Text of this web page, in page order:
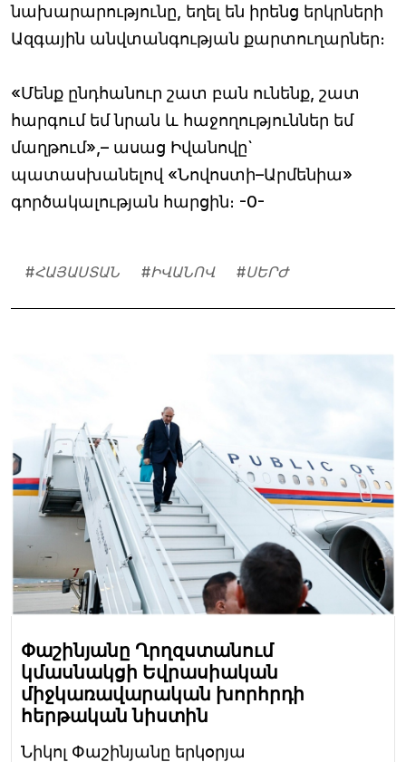
նախարարությունը, եղել են իրենց երկրների
Ազգային անվտանգության քարտուղարներ։
«Մենք ընդհանուր շատ բան ունենք, շատ
հարգում եմ նրան և հաջողություններ եմ
մաղթում»,– ասաց Իվանովը`
պատասխանելով «Նովոստի–Արմենիա»
գործակալության հարցին։ -0-
#ՀԱՅԱՍՏԱՆ #ԻՎԱՆՈՎ #ՍԵՐԺ
Փաշինյանը Ղրղզստանում
կմասնակցի Եվրասիական
միջկառավարական խորհրդի
հերթական նիստին
Նիկոլ Փաշինյանը երկօրյա